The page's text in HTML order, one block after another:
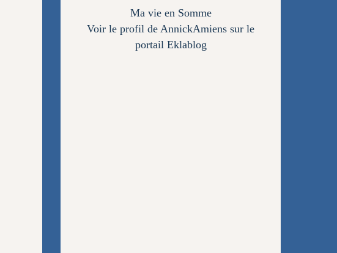
Ma vie en Somme
Voir le profil de AnnickAmiens sur le
portail Eklablog